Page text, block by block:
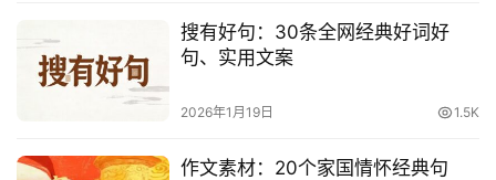
搜有好句：30条全网经典好词好
句、实用文案
2026年1月19日 1.5K
作文素材：20个家国情怀经典句